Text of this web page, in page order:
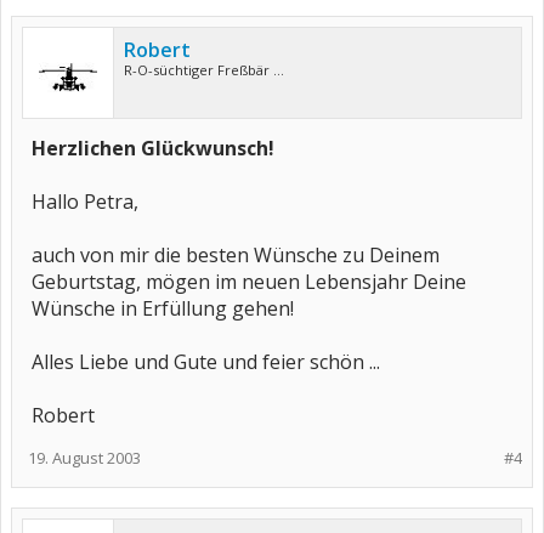
Robert
R-O-süchtiger Freßbär ...
Herzlichen Glückwunsch!
Hallo Petra,
auch von mir die besten Wünsche zu Deinem
Geburtstag, mögen im neuen Lebensjahr Deine
Wünsche in Erfüllung gehen!
Alles Liebe und Gute und feier schön ...
Robert
#4
19. August 2003